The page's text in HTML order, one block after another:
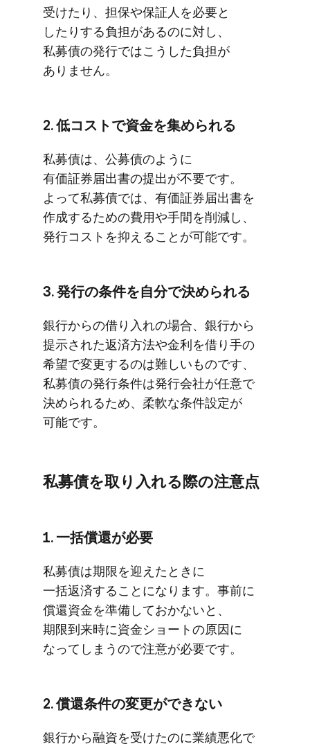
受けたり、​担保や​保証人を​必要と​
したりする​負担が​あるのに​対し、​
私募債の​発行では​こうした​負担が​
ありません。
2. 低コストで​資金を​集められる
私募債は、​公募債のように​
有価証券届出書の​提出が​不要です。​
よって​私募債では、​有価証券届出書を​
作成する​ための​費用や​手間を​削減し、​
発行コストを​抑える​ことが​可能です。
3. 発行の​条件を​自分で​決められる
銀行からの​借り​入れの​場合、​銀行から​
提示された​返済方​法や​金利を​借り手の​
希望で​変更するのは​難しい​ものです、​
私募債の​発行条件は​発行会社が​任意で​
決められる​ため、​柔軟な​条件設定が​
可能です。
私募債を​取り入れる​際の​注意点
1. 一括​償還が​必要
私募債は​期限を​迎えた​ときに​
一括返済する​ことになります。​事前に​
償還資金を​準備しておかないと、​
期限到来時に​資金ショートの​原因に​
なってしまうので​注意が​必要です。
2. 償還条件の​変更が​できない
銀行から​融資を​受けたのに​業績悪化で​